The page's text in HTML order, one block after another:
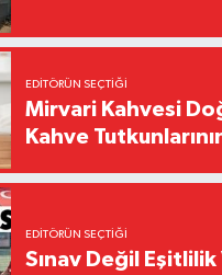
EDITÖRÜN SEÇTIĞI
Mirvari Kahvesi
Kahve
EDITÖRÜN SEÇTIĞI
Sınav Değil Eşitlilik